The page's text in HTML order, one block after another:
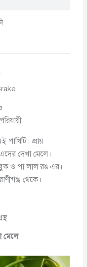
প্রায়
দেখা মেলে।
ও পা লাল রঙ এর।
থেকে।
মেলে